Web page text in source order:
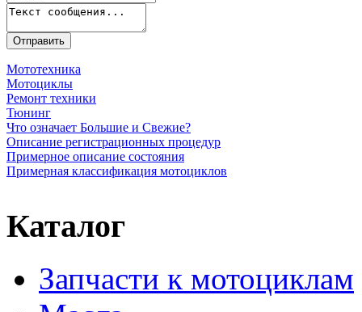
Мототехника
Мотоциклы
Ремонт техники
Тюнинг
Что означает Большие и Свежие?
Описание регистрационных процедур
Примерное описание состояния
Примерная классификация мотоциклов
Каталог
Запчасти к мотоциклам